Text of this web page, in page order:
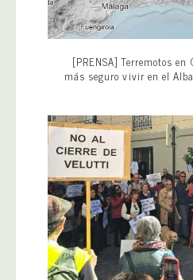
[PRENSA] Terremotos en
más seguro vivir en el